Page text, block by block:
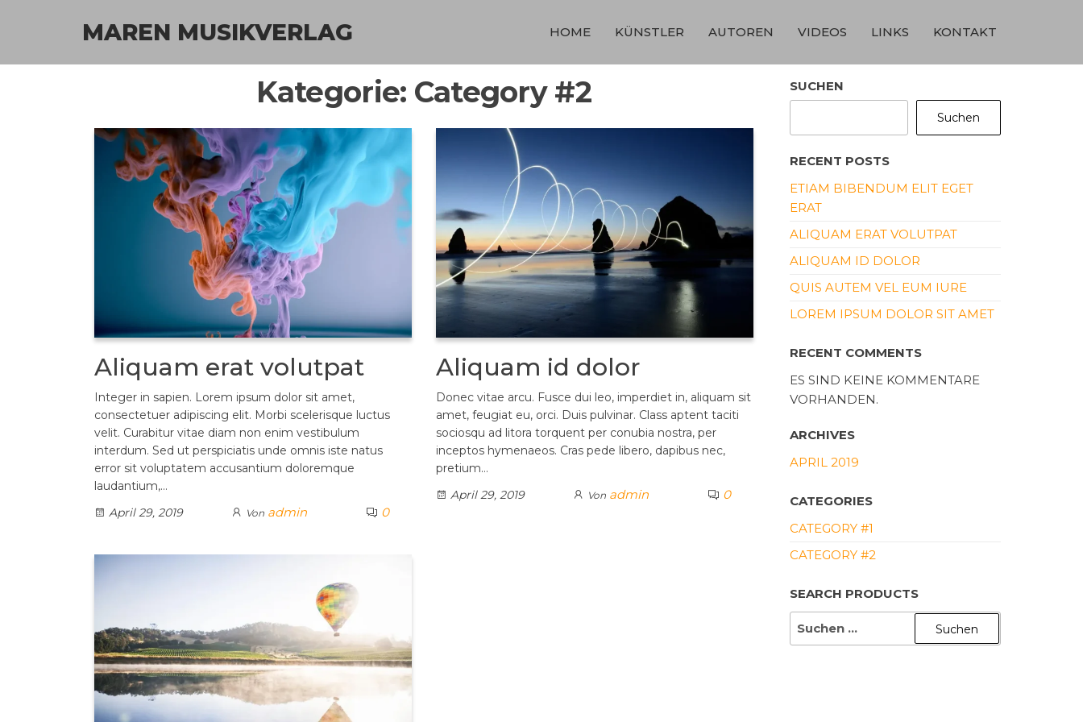
MAREN MUSIKVERLAG HOME KÜNSTLER AUTOREN VIDEOS LINKS KONTAKT
Kategorie: Category #2
Aliquam erat volutpat
Integer in sapien. Lorem ipsum dolor sit amet,
consectetuer adipiscing elit. Morbi scelerisque luctus
velit. Curabitur vitae diam non enim vestibulum
interdum. Sed ut perspiciatis unde omnis iste natus
error sit voluptatem accusantium doloremque
laudantium,…
April 29, 2019
Von admin 0
Aliquam id dolor
Donec vitae arcu. Fusce dui leo, imperdiet in, aliquam sit
amet, feugiat eu, orci. Duis pulvinar. Class aptent taciti
sociosqu ad litora torquent per conubia nostra, per
inceptos hymenaeos. Cras pede libero, dapibus nec,
pretium…
April 29, 2019
Von admin 0
SUCHEN
Suchen
RECENT POSTS
ETIAM BIBENDUM ELIT EGET
ERAT
ALIQUAM ERAT VOLUTPAT
ALIQUAM ID DOLOR
QUIS AUTEM VEL EUM IURE
LOREM IPSUM DOLOR SIT AMET
RECENT COMMENTS
ES SIND KEINE KOMMENTARE
VORHANDEN.
ARCHIVES
APRIL 2019
CATEGORIES
CATEGORY #1
CATEGORY #2
SEARCH PRODUCTS
SUCHE